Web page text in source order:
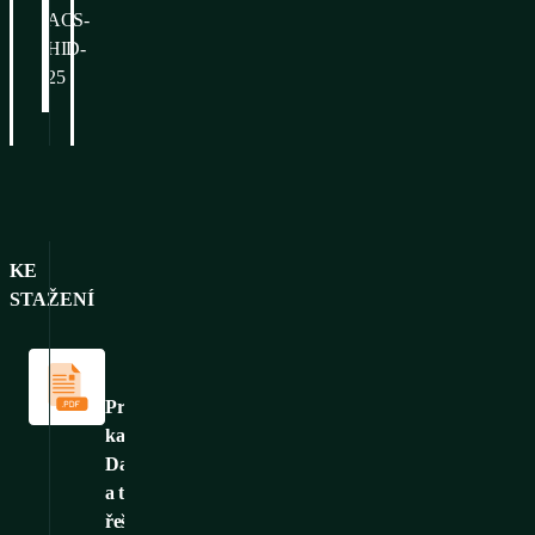
ACS-
HID-
25
KE
STAŽENÍ
Produktový
katalog:
Datová
a telekomunikační
řešení
Katalogy
a
brožury